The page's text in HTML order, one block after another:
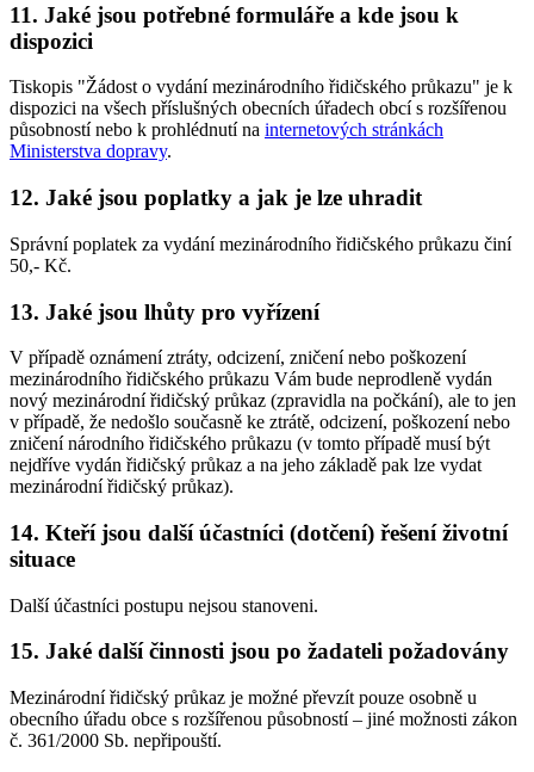
11. Jaké jsou potřebné formuláře a kde jsou k
dispozici
Tiskopis "Žádost o vydání mezinárodního řidičského průkazu" je k
dispozici na všech příslušných obecních úřadech obcí s rozšířenou
působností nebo k prohlédnutí na internetových stránkách
Ministerstva dopravy.
12. Jaké jsou poplatky a jak je lze uhradit
Správní poplatek za vydání mezinárodního řidičského průkazu činí
50,- Kč.
13. Jaké jsou lhůty pro vyřízení
V případě oznámení ztráty, odcizení, zničení nebo poškození
mezinárodního řidičského průkazu Vám bude neprodleně vydán
nový mezinárodní řidičský průkaz (zpravidla na počkání), ale to jen
v případě, že nedošlo současně ke ztrátě, odcizení, poškození nebo
zničení národního řidičského průkazu (v tomto případě musí být
nejdříve vydán řidičský průkaz a na jeho základě pak lze vydat
mezinárodní řidičský průkaz).
14. Kteří jsou další účastníci (dotčení) řešení životní
situace
Další účastníci postupu nejsou stanoveni.
15. Jaké další činnosti jsou po žadateli požadovány
Mezinárodní řidičský průkaz je možné převzít pouze osobně u
obecního úřadu obce s rozšířenou působností – jiné možnosti zákon
č. 361/2000 Sb. nepřipouští.